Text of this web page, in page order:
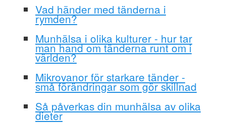
Vad händer med tänderna i
rymden?
Munhälsa i olika kulturer - hur tar
man hand om tänderna runt om i
världen?
Mikrovanor för starkare tänder -
små förändringar som gör skillnad
Så påverkas din munhälsa av olika
dieter